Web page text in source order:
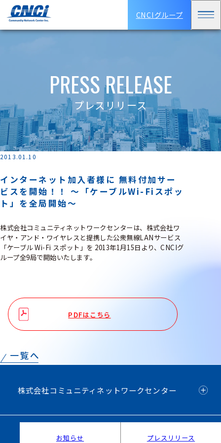
CNCIグループ
PRESS RELEASE
プレスリリース
2013.01.10
インターネット加入者様に 無料付加サー
ビスを開始！！ ～「ケーブルWi-Fiスポッ
ト」を全局開始～
株式会社コミュニティネットワークセンターは、株式会社ワ
イヤ・アンド・ワイヤレスと提携した公衆無線LANサービス
「ケーブル Wi-Fi スポット」を 2013年1月15日より、CNCIグ
ループ全9局で開始いたします。
PDFはこちら
株式会社コミュニティネットワークセンター
お知らせ プレスリリース